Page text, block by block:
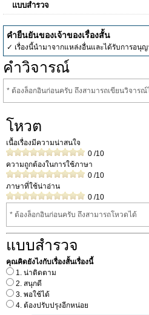
แบบสำรวจ
คำยืนยันของเจ้าของเรื่องสั้น
✓ เรื่องนี้นำมาจากแหล่งอื่นและได้รับการอนุญ
คำวิจารณ์
* ต้องล็อกอินก่อนครับ ถึงสามารถเขียนวิจารณ์
โหวต
เนื้อเรื่องมีความน่าสนใจ
0 /10
ความถูกต้องในการใช้ภาษา
0 /10
ภาษาที่ใช้น่าอ่าน
0 /10
* ต้องล็อกอินก่อนครับ ถึงสามารถโหวดได้
แบบสำรวจ
คุณคิดยังไงกับเรื่องสั้นเรื่องนี้
1. น่าติดตาม
2. สนุกดี
3. พอใช้ได้
4. ต้องปรับปรุงอีกหน่อย